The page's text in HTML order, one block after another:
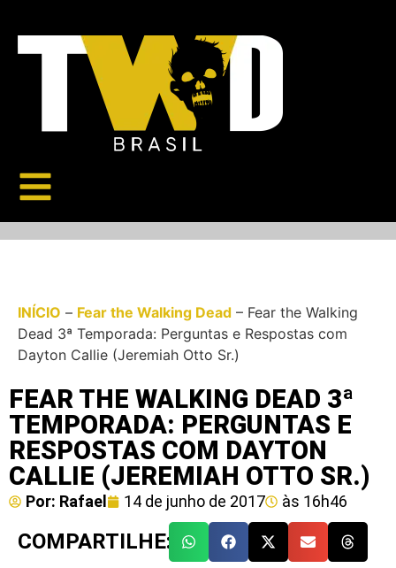
INÍCIO – Fear the Walking Dead – Fear the Walking
Dead 3ª Temporada: Perguntas e Respostas com
Dayton Callie (Jeremiah Otto Sr.)
FEAR THE WALKING DEAD 3ª
TEMPORADA: PERGUNTAS E
RESPOSTAS COM DAYTON
CALLIE (JEREMIAH OTTO SR.)
Por: Rafael 14 de junho de 2017 às 16h46
COMPARTILHE: